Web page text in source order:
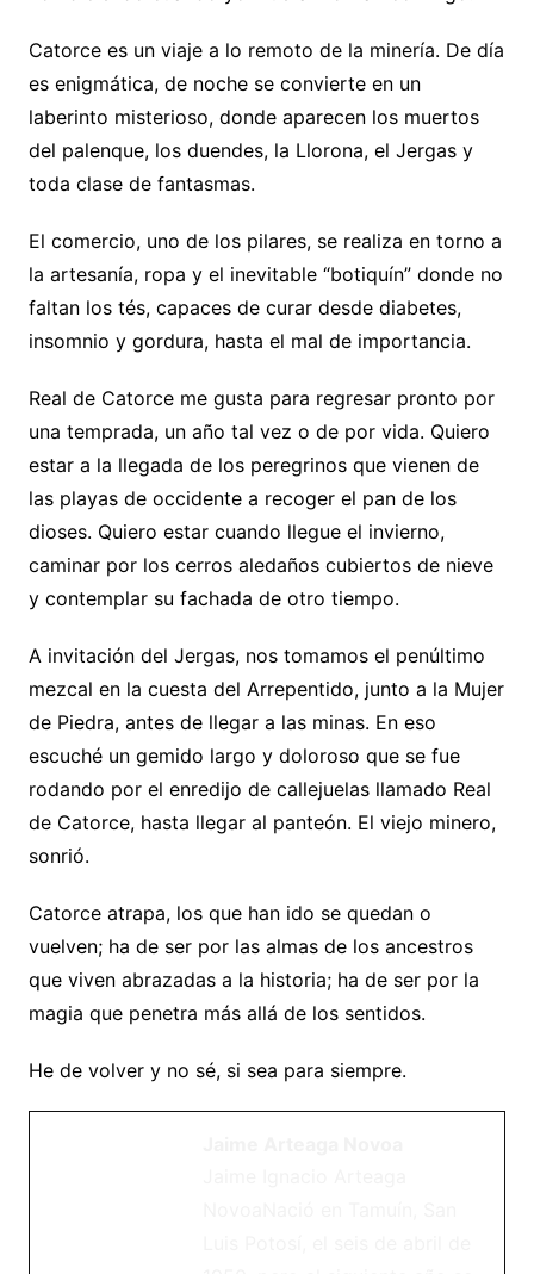
Catorce es un viaje a lo remoto de la minería. De día
es enigmática, de noche se convierte en un
laberinto misterioso, donde aparecen los muertos
del palenque, los duendes, la Llorona, el Jergas y
toda clase de fantasmas.
El comercio, uno de los pilares, se realiza en torno a
la artesanía, ropa y el inevitable “botiquín” donde no
faltan los tés, capaces de curar desde diabetes,
insomnio y gordura, hasta el mal de importancia.
Real de Catorce me gusta para regresar pronto por
una temprada, un año tal vez o de por vida. Quiero
estar a la llegada de los peregrinos que vienen de
las playas de occidente a recoger el pan de los
dioses. Quiero estar cuando llegue el invierno,
caminar por los cerros aledaños cubiertos de nieve
y contemplar su fachada de otro tiempo.
A invitación del Jergas, nos tomamos el penúltimo
mezcal en la cuesta del Arrepentido, junto a la Mujer
de Piedra, antes de llegar a las minas. En eso
escuché un gemido largo y doloroso que se fue
rodando por el enredijo de callejuelas llamado Real
de Catorce, hasta llegar al panteón. El viejo minero,
sonrió.
Catorce atrapa, los que han ido se quedan o
vuelven; ha de ser por las almas de los ancestros
que viven abrazadas a la historia; ha de ser por la
magia que penetra más allá de los sentidos.
He de volver y no sé, si sea para siempre.